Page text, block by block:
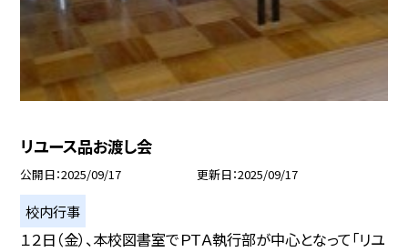
リユース品お渡し会
公開日 2025/09/17 更新日 2025/09/17
校内行事
１２日（金）、本校図書室でＰＴＡ執行部が中心となって「リユ